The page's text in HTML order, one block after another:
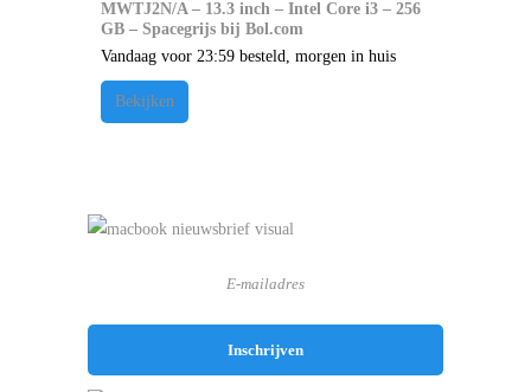
MWTJ2N/A – 13.3 inch – Intel Core i3 – 256
GB – Spacegrijs bij Bol.com
Vandaag voor 23:59 besteld, morgen in huis
Bekijken